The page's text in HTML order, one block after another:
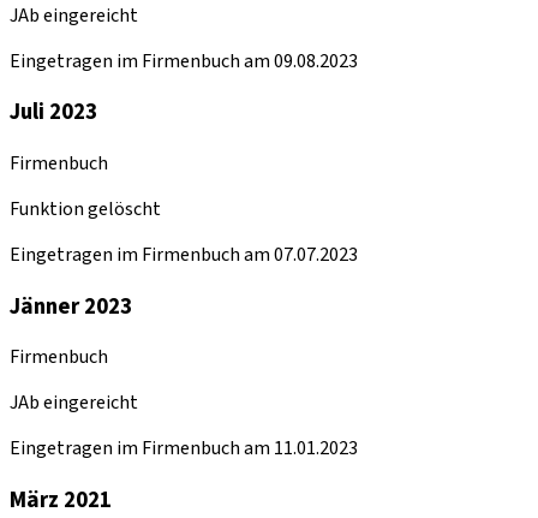
JAb eingereicht
Eingetragen im Firmenbuch am 09.08.2023
Juli 2023
Firmenbuch
Funktion gelöscht
Eingetragen im Firmenbuch am 07.07.2023
Jänner 2023
Firmenbuch
JAb eingereicht
Eingetragen im Firmenbuch am 11.01.2023
März 2021